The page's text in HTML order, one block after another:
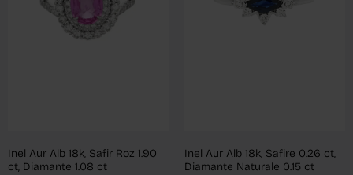
Inel Aur Alb 18k, Safir Roz 1.90
ct, Diamante 1.08 ct
Inel Aur Alb 18k, Safire 0.26 ct,
Diamante Naturale 0.15 ct